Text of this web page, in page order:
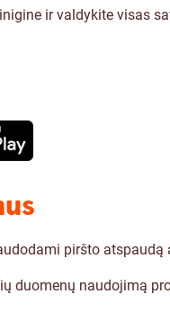
ir valdykite visas
piršto
duomenų naudojimą